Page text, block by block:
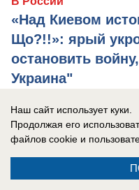
«Над Киевом
Що?!!»: ярый
остановить
Украина"
складов
тайного хранения
Наш сайт использует куки.
Продолжая его
файлов cookie и